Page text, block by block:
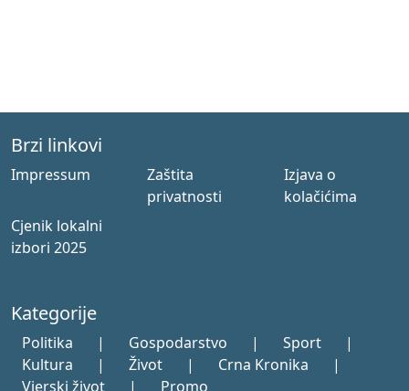
Brzi linkovi
Impressum
Zaštita
privatnosti
Izjava o
kolačićima
Cjenik lokalni
izbori 2025
Kategorije
Politika | Gospodarstvo | Sport
|
Kultura
| Život | Crna Kronika
|
Vjerski život
| Promo